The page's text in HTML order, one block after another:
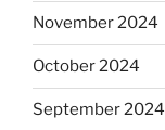
November 2024
October 2024
September 2024